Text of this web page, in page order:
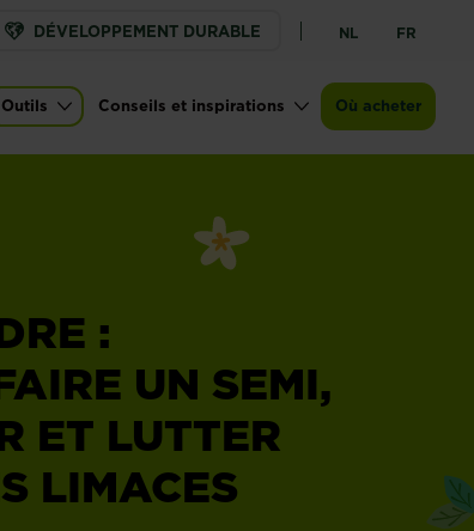
DÉVELOPPEMENT DURABLE NL FR
Outils Conseils et inspirations Où acheter
:
UN SEMI,
ET LUTTER
LIMACES